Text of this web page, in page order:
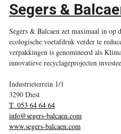
Segers &
Segers & Balcaen zet maximaal in op
ecologische voetafdruk verder te
verpakkingen is genomineerd als
innovatieve recyclage­projecten
Industrieterrein 1/1
3290 Diest
T. 053 64 64 64
info@segers-balcaen.com
www.segers-balcaen.com